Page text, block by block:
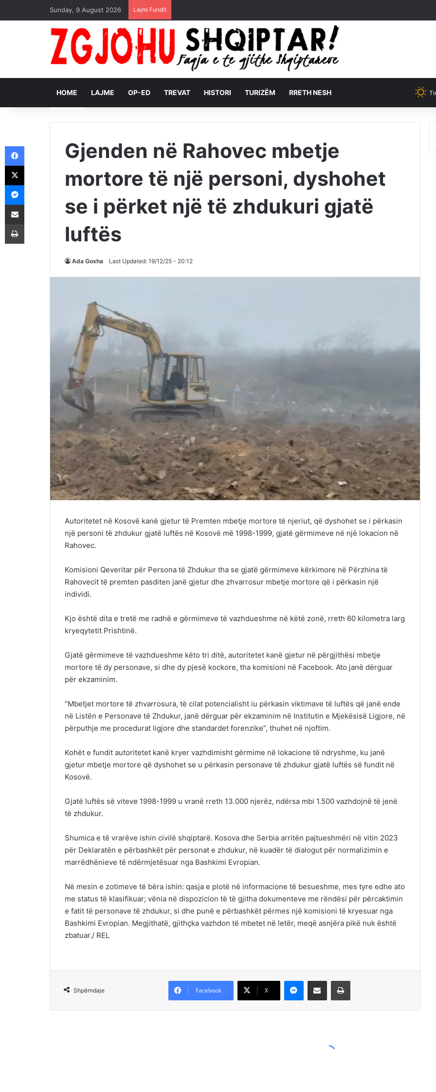
Sunday, 9 August 2026 Lajmi Fundit
HOME LAJME OP-ED TREVAT HISTORI TURIZËM RRETH NESH
Gjenden në Rahovec mbetje
mortore të një personi, dyshohet
se i përket një të zhdukuri gjatë
luftës
Ada Goxha Last Updated: 19/12/25 - 20:12
Autoritetet në Kosovë kanë gjetur të Premten mbetje mortore të njeriut, që dyshohet se i përkasin
një personi të zhdukur gjatë luftës në Kosovë më 1998-1999, gjatë gërmimeve në një lokacion në
Rahovec.
Komisioni Qeveritar për Persona të Zhdukur tha se gjatë gërmimeve kërkimore në Përzhina të
Rahovecit të premten pasditen janë gjetur dhe zhvarrosur mbetje mortore që i përkasin një
individi.
Kjo është dita e tretë me radhë e gërmimeve të vazhdueshme në këtë zonë, rreth 60 kilometra larg
kryeqytetit Prishtinë.
Gjatë gërmimeve të vazhdueshme këto tri ditë, autoritetet kanë gjetur në përgjithësi mbetje
mortore të dy personave, si dhe dy pjesë kockore, tha komisioni në Facebook. Ato janë dërguar
për ekzaminim.
“Mbetjet mortore të zhvarrosura, të cilat potencialisht iu përkasin viktimave të luftës që janë ende
në Listën e Personave të Zhdukur, janë dërguar për ekzaminim në Institutin e Mjekësisë Ligjore, në
përputhje me procedurat ligjore dhe standardet forenzike”, thuhet në njoftim.
Kohët e fundit autoritetet kanë kryer vazhdimisht gërmime në lokacione të ndryshme, ku janë
gjetur mbetje mortore që dyshohet se u përkasin personave të zhdukur gjatë luftës së fundit në
Kosovë.
Gjatë luftës së viteve 1998-1999 u vranë rreth 13.000 njerëz, ndërsa mbi 1.500 vazhdojnë të jenë
të zhdukur.
Shumica e të vrarëve ishin civilë shqiptarë. Kosova dhe Serbia arritën pajtueshmëri në vitin 2023
për Deklaratën e përbashkët për personat e zhdukur, në kuadër të dialogut për normalizimin e
marrëdhënieve të ndërmjetësuar nga Bashkimi Evropian.
Në mesin e zotimeve të bëra ishin: qasja e plotë në informacione të besueshme, mes tyre edhe ato
me status të klasifikuar; vënia në dispozicion të të gjitha dokumenteve me rëndësi për përcaktimin
e fatit të personave të zhdukur, si dhe punë e përbashkët përmes një komisioni të kryesuar nga
Bashkimi Evropian. Megjithatë, gjithçka vazhdon të mbetet në letër, meqë asnjëra pikë nuk është
zbatuar./ REL
Shpërndaje Facebook X
Messenger Shpërndajeni me anë të postës elektronike Printoje